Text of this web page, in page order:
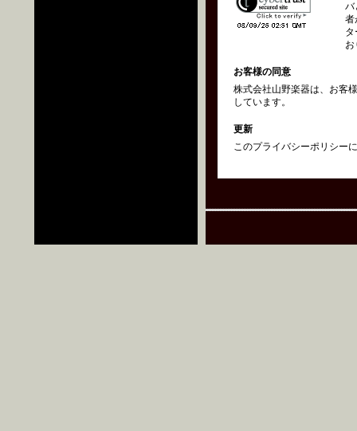
バ
者
お客様の同意
株式会社山野楽器は、お客
しています。
更新
このプライバシーポリシー